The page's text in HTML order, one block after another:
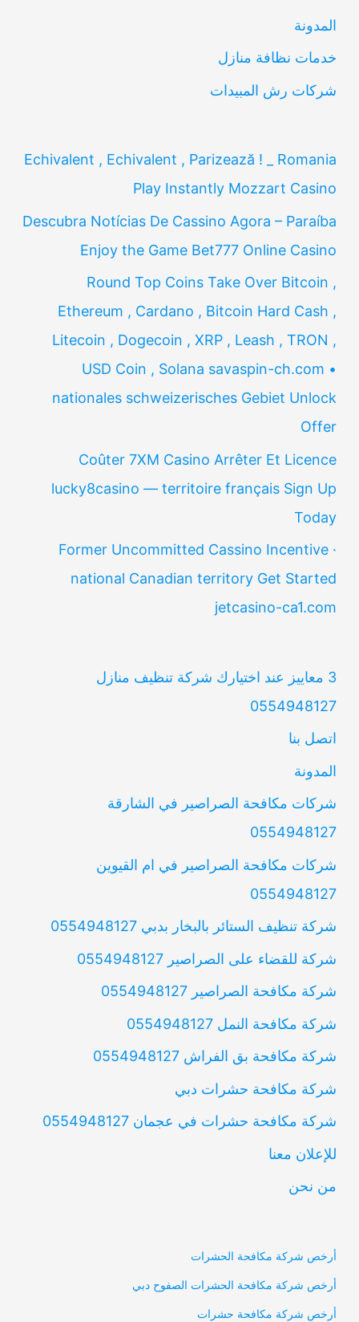
المدونة
خدمات نظافة منازل
شركات رش المبيدات
Echivalent , Echivalent , Parizează ! _ Romania
Play Instantly Mozzart Casino
Descubra Notícias De Cassino Agora – Paraíba
Enjoy the Game Bet777 Online Casino
Round Top Coins Take Over Bitcoin ,
Ethereum , Cardano , Bitcoin Hard Cash ,
Litecoin , Dogecoin , XRP , Leash , TRON ,
USD Coin , Solana savaspin-ch.com •
nationales schweizerisches Gebiet Unlock
Offer
Coûter 7XM Casino Arrêter Et Licence
lucky8casino — territoire français Sign Up
Today
Former Uncommitted Cassino Incentive ·
national Canadian territory Get Started
jetcasino-ca1.com
3 معاييز عند اختيارك شركة تنظيف منازل
0554948127
اتصل بنا
المدونة
شركات مكافحة الصراصير في الشارقة
0554948127
شركات مكافحة الصراصير في ام القيوين
0554948127
شركة تنظيف الستائر بالبخار بدبي 0554948127
شركة للقضاء على الصراصير 0554948127
شركة مكافحة الصراصير 0554948127
شركة مكافحة النمل 0554948127
شركة مكافحة بق الفراش 0554948127
شركة مكافحة حشرات دبي
شركة مكافحة حشرات في عجمان 0554948127
للإعلان معنا
من نحن
أرخص شركة مكافحة الحشرات
أرخص شركة مكافحة الحشرات الصفوح دبي
أرخص شركة مكافحة حشرات